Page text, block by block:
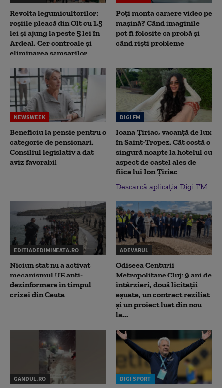
Revolta legumicultorilor:
roșiile pleacă din Olt cu 1,5
lei și ajung la peste 5 lei în
Ardeal. Cer controale și
eliminarea samsarilor
Poți monta camere video pe
mașină? Când imaginile
pot fi folosite ca probă și
când riști probleme
NEWSWEEK
Beneficiu la pensie pentru o
categorie de pensionari.
Consiliul legislativ a dat
aviz favorabil
DIGI FM
Ioana Țiriac, vacanță de lux
în Saint-Tropez. Cât costă o
singură noapte la hotelul cu
aspect de castel ales de
fiica lui Ion Țiriac
Descarcă aplicația Digi FM
EDITIADEDIMINEATA.RO
Niciun stat nu a activat
mecanismul UE anti-
dezinformare în timpul
crizei din Ceuta
ADEVARUL
Odiseea Centurii
Metropolitane Cluj: 9 ani de
întârzieri, două licitații
eșuate, un contract reziliat
și un proiect luat din nou
la...
GANDUL.RO DIGI SPORT